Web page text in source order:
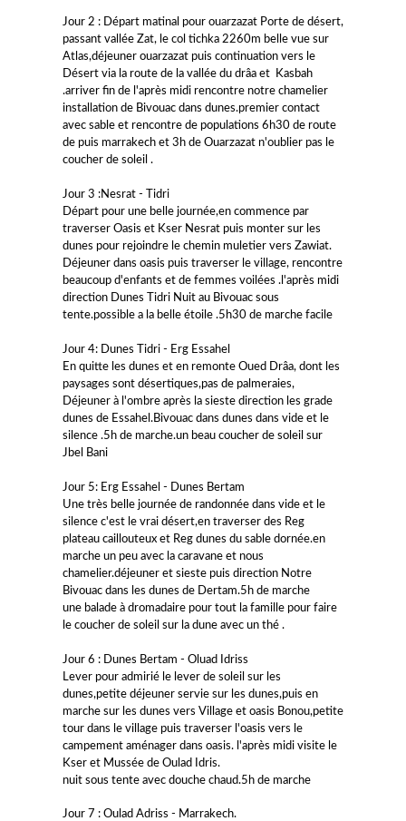
Jour 2 : Départ matinal pour ouarzazat Porte de désert,
passant vallée Zat, le col tichka 2260m belle vue sur
Atlas,déjeuner ouarzazat puis continuation vers le
Désert via la route de la vallée du drâa et Kasbah
.arriver fin de l'après midi rencontre notre chamelier
installation de Bivouac dans dunes.premier contact
avec sable et rencontre de populations 6h30 de route
de puis marrakech et 3h de Ouarzazat n'oublier pas le
coucher de soleil .
Jour 3 :Nesrat - Tidri
Départ pour une belle journée,en commence par
traverser Oasis et Kser Nesrat puis monter sur les
dunes pour rejoindre le chemin muletier vers Zawiat.
Déjeuner dans oasis puis traverser le village, rencontre
beaucoup d'enfants et de femmes voilées .l'après midi
direction Dunes Tidri Nuit au Bivouac sous
tente.possible a la belle étoile .5h30 de marche facile
Jour 4: Dunes Tidri - Erg Essahel
En quitte les dunes et en remonte Oued Drâa, dont les
paysages sont désertiques,pas de palmeraies,
Déjeuner à l'ombre après la sieste direction les grade
dunes de Essahel.Bivouac dans dunes dans vide et le
silence .5h de marche.un beau coucher de soleil sur
Jbel Bani
Jour 5: Erg Essahel - Dunes Bertam
Une très belle journée de randonnée dans vide et le
silence c'est le vrai désert,en traverser des Reg
plateau caillouteux et Reg dunes du sable dornée.en
marche un peu avec la caravane et nous
chamelier.déjeuner et sieste puis direction Notre
Bivouac dans les dunes de Dertam.5h de marche
une balade à dromadaire pour tout la famille pour faire
le coucher de soleil sur la dune avec un thé .
Jour 6 : Dunes Bertam - Oluad Idriss
Lever pour admirié le lever de soleil sur les
dunes,petite déjeuner servie sur les dunes,puis en
marche sur les dunes vers Village et oasis Bonou,petite
tour dans le village puis traverser l'oasis vers le
campement aménager dans oasis. l'après midi visite le
Kser et Mussée de Oulad Idris.
nuit sous tente avec douche chaud.5h de marche
Jour 7 : Oulad Adriss - Marrakech.